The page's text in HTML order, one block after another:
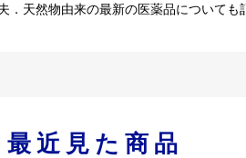
．天然物由来の最新の医薬品について
最近見た商品